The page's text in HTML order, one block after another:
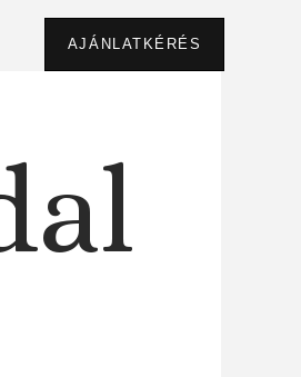
AJÁNLATKÉRÉS